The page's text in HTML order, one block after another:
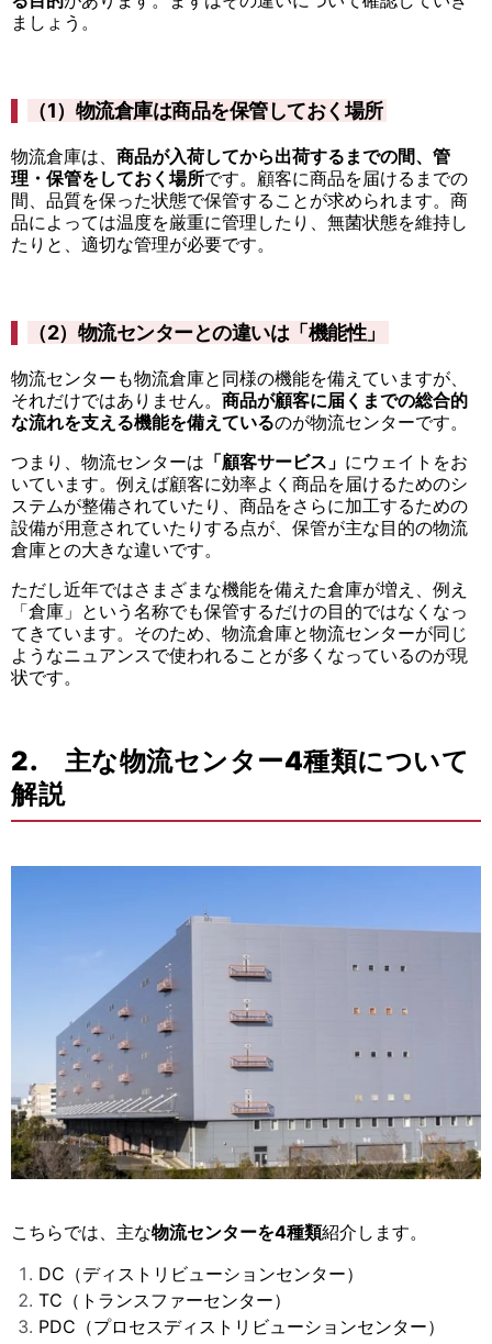
ましょう。
（1）物流倉庫は商品を保管しておく場所
物流倉庫は、 商品が入荷してから出荷するまでの間、管
理・保管をしておく場所です。顧客に商品を届けるまでの
間、品質を保った状態で保管することが求められます。商
品によっては温度を厳重に管理したり、無菌状態を維持し
たりと、適切な管理が必要です。
（2）物流センターとの違いは「機能性」
物流センターも物流倉庫と同様の機能を備えていますが、
それだけではありません。 商品が顧客に届くまでの総合的
な流れを支える機能を備えているのが物流センターです。
つまり、物流センターは 「顧客サービス」 にウェイトをお
いています。例えば顧客に効率よく商品を届けるためのシ
ステムが整備されていたり、商品をさらに加工するための
設備が用意されていたりする点が、保管が主な目的の物流
倉庫との大きな違いです。
ただし近年ではさまざまな機能を備えた倉庫が増え、例え
「倉庫」という名称でも保管するだけの目的ではなくなっ
てきています。そのため、物流倉庫と物流センターが同じ
ようなニュアンスで使われることが多くなっているのが現
状です。
2. 主な物流センター4種類について
解説
こちらでは、主な物流センターを4種類紹介します。
DC（ディストリビューションセンター）
TC（トランスファーセンター）
PDC（プロセスディストリビューションセンター）